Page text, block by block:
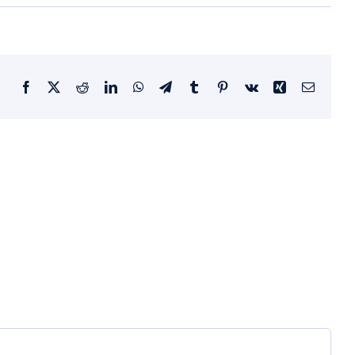
Facebook RedditLinkedInWhatsApp
TelegramTumblrPinterestVk Xing E-